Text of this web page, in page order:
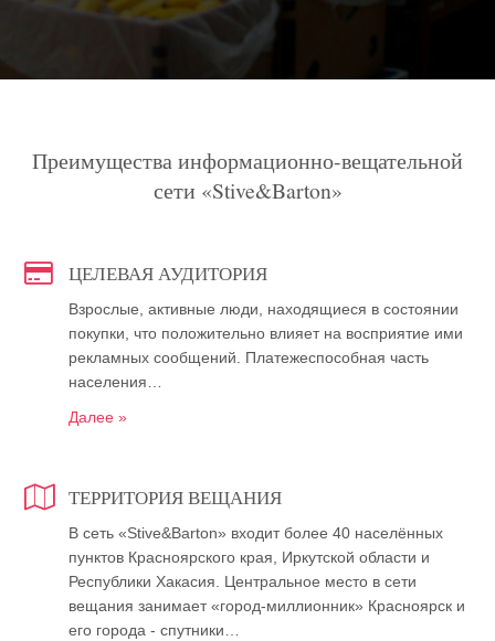
Преимущества информационно-вещательной
сети «Stive&Barton»
ЦЕЛЕВАЯ АУДИТОРИЯ
Взрослые, активные люди, находящиеся в состоянии
покупки, что положительно влияет на восприятие ими
рекламных сообщений. Платежеспособная часть
населения…
Далее »
ТЕРРИТОРИЯ ВЕЩАНИЯ
В сеть «Stive&Barton» входит более 40 населённых
пунктов Красноярского края, Иркутской области и
Республики Хакасия. Центральное место в сети
вещания занимает «город-миллионник» Красноярск и
его города - спутники…